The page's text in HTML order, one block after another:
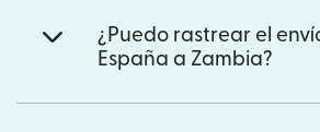
¿Puedo rastrear el
España a Zambia?